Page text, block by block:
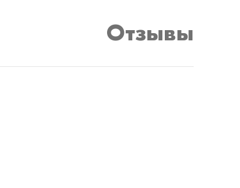
Отзывы